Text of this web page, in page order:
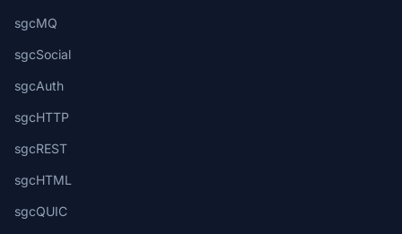
sgcMQ
sgcSocial
sgcAuth
sgcHTTP
sgcREST
sgcHTML
sgcQUIC